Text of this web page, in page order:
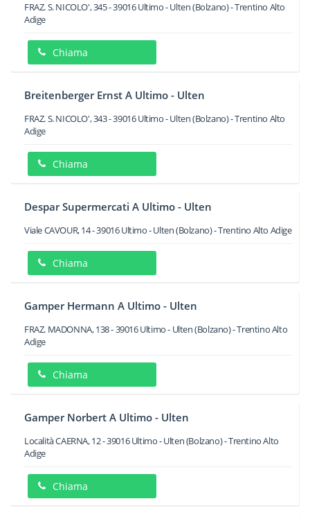
FRAZ. S. NICOLO', 345-39016Ultimo - Ulten(Bolzano) -Trentino Alto
Adige
Chiama
Breitenberger Ernst A Ultimo - Ulten
FRAZ. S. NICOLO', 343-39016Ultimo - Ulten(Bolzano) -Trentino Alto
Adige
Chiama
Despar Supermercati A Ultimo - Ulten
Viale CAVOUR, 14-39016Ultimo - Ulten(Bolzano) -Trentino Alto Adige
Chiama
Gamper Hermann A Ultimo - Ulten
FRAZ. MADONNA, 138-39016Ultimo - Ulten(Bolzano) -Trentino Alto
Adige
Chiama
Gamper Norbert A Ultimo - Ulten
Località CAERNA, 12-39016 Ultimo - Ulten(Bolzano) -Trentino Alto
Adige
Chiama